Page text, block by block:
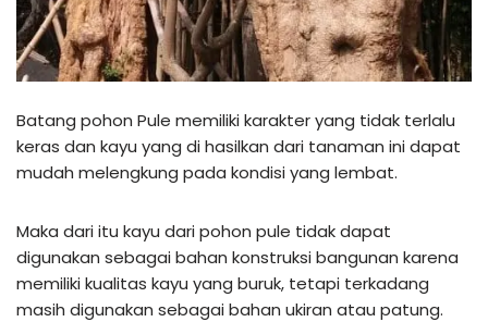
Batang pohon Pule memiliki karakter yang tidak terlalu
keras dan kayu yang di hasilkan dari tanaman ini dapat
mudah melengkung pada kondisi yang lembat.
Maka dari itu kayu dari pohon pule tidak dapat
digunakan sebagai bahan konstruksi bangunan karena
memiliki kualitas kayu yang buruk, tetapi terkadang
masih digunakan sebagai bahan ukiran atau patung.